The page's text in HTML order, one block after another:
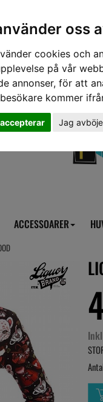
oss
cookies och
på vår
annonser, för att
kommer
Jag
ACCESSOARER